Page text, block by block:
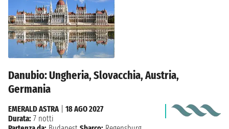
Danubio: Ungheria, Slovacchia, Austria,
Germania
EMERALD ASTRA
18 AGO 2027
Durata: 7 notti